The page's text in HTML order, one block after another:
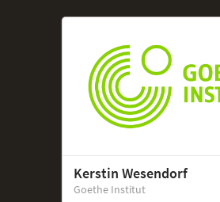
Kerstin Wesendorf
Goethe Institut